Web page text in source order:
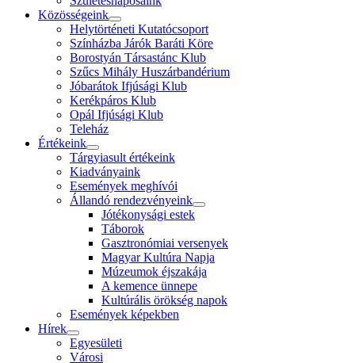
Közösségeink
Helytörténeti Kutatócsoport
Színházba Járók Baráti Köre
Borostyán Társastánc Klub
Szűcs Mihály Huszárbandérium
Jóbarátok Ifjúsági Klub
Kerékpáros Klub
Opál Ifjúsági Klub
Teleház
Értékeink
Tárgyiasult értékeink
Kiadványaink
Események meghívói
Állandó rendezvényeink
Jótékonysági estek
Táborok
Gasztronómiai versenyek
Magyar Kultúra Napja
Múzeumok éjszakája
A kemence ünnepe
Kultúrális örökség napok
Események képekben
Hírek
Egyesületi
Városi